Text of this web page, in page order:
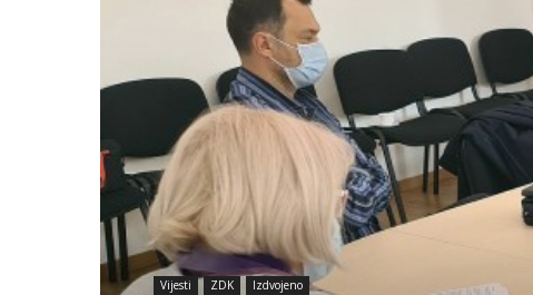
Vijesti ZDK Izdvojeno